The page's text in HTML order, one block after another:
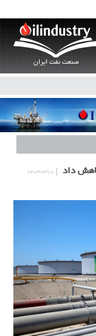
صنعت نفت ایران
داد ۱۴۰۴/۰۳/۱۸